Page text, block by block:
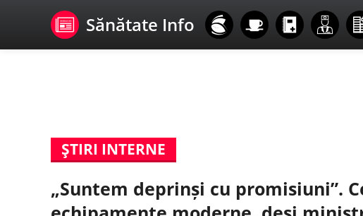
Sănătate Info
ŞTIRI INTERNE
„Suntem deprinși cu promisiuni”.